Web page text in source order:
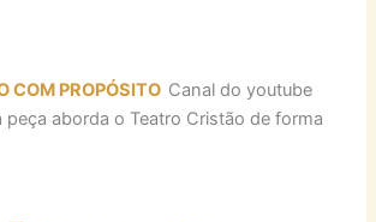
COM PROPÓSITO Canal do youtube
peça aborda o Teatro Cristão de forma